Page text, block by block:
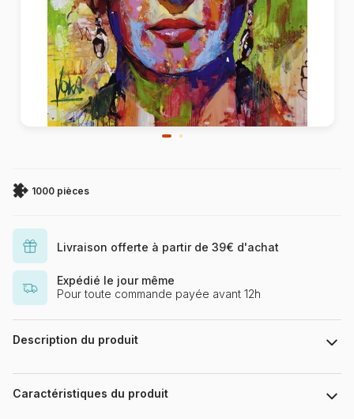
1000 pièces
Livraison offerte à partir de 39€ d'achat
Expédié le jour même
Pour toute commande payée avant 12h
Description du produit
Voka
Puzzle 1000 pièces. Frida de la marque HEYE, de la série
People et de l'artiste Voka - Dimensions du puzzle monté : 50
Caractéristiques du produit